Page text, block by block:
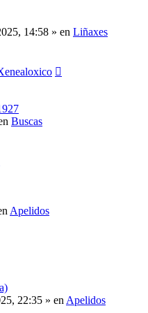
14:58 » en Liñaxes
Buscas
Apelidos
22:35 » en Apelidos